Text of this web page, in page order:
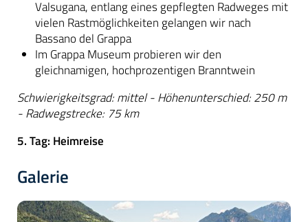
Valsugana, entlang eines gepflegten Radweges mit
vielen Rastmöglichkeiten gelangen wir nach
Bassano del Grappa
Im Grappa Museum probieren wir den
gleichnamigen, hochprozentigen Branntwein
Schwierigkeitsgrad: mittel - Höhenunterschied: 250 m
- Radwegstrecke: 75 km
5. Tag: Heimreise
Galerie